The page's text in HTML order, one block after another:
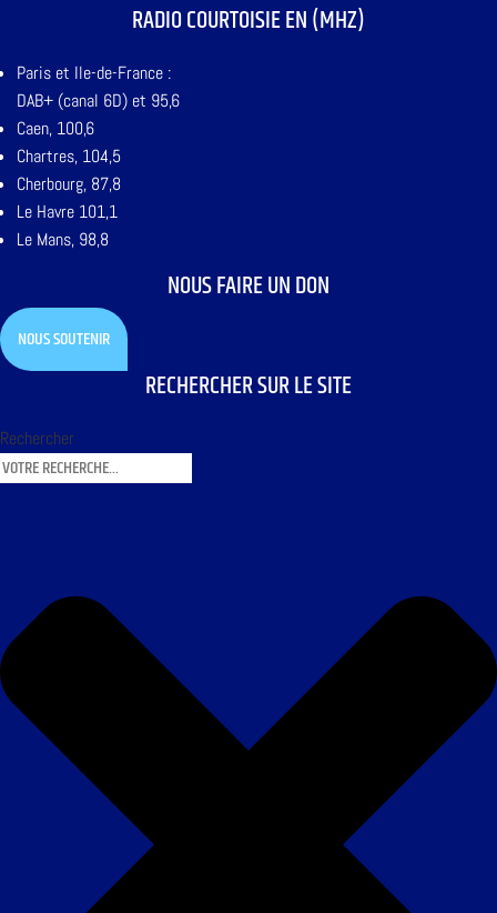
RADIO COURTOISIE EN (MHZ)
Paris et Ile-de-France :
DAB+ (canal 6D) et 95,6
Caen, 100,6
Chartres, 104,5
Cherbourg, 87,8
Le Havre 101,1
Le Mans, 98,8
NOUS FAIRE UN DON
NOUS SOUTENIR
RECHERCHER SUR LE SITE
Rechercher